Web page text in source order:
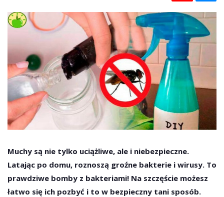
Muchy są nie tylko uciążliwe, ale i niebezpieczne.
Latając po domu, roznoszą groźne bakterie i wirusy. To
prawdziwe bomby z bakteriami! Na szczęście możesz
łatwo się ich pozbyć i to w bezpieczny tani sposób.